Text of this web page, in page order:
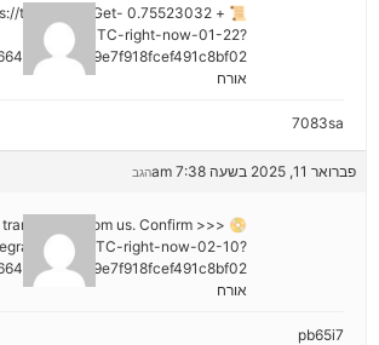
– https://telegra.ph/Get-
BTC-right-now-01-22?
📜
אורח
7083sa
פברואר 11, 2025 בשעה 7:38 am הגב
a transaction from us. Confirm >>>
Get-BTC-right-now-02-10?
📀
אורח
pb65i7